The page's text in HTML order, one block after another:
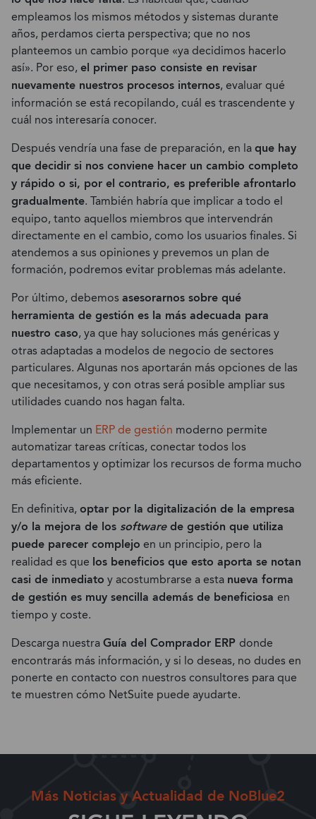
empleamos los mismos métodos y sistemas durante
años, perdamos cierta perspectiva; que no nos
planteemos un cambio porque «ya decidimos hacerlo
así». Por eso,el primer paso consiste en revisar
nuevamente nuestros procesos internos, evaluar qué
información se está recopilando, cuál es trascendente y
cuál nos interesaría conocer.
Después vendría una fase de preparación, en laque hay
que decidir si nos conviene hacer un cambio completo
y rápido o si, por el contrario, es preferible afrontarlo
gradualmente. También habría que implicar a todo el
equipo, tanto aquellos miembros que intervendrán
directamente en el cambio, como los usuarios finales. Si
atendemos a sus opiniones y prevemos un plan de
formación, podremos evitar problemas más adelante.
Por último, debemosasesorarnos sobre qué
herramienta de gestión es la más adecuada para
nuestro caso, ya que hay soluciones más genéricas y
otras adaptadas a modelos de negocio de sectores
particulares. Algunas nos aportarán más opciones de las
que necesitamos, y con otras será posible ampliar sus
utilidades cuando nos hagan falta.
Implementar un ERP de gestión moderno permite
automatizar tareas críticas, conectar todos los
departamentos y optimizar los recursos de forma mucho
más eficiente.
En definitiva,optar por la digitalización de la empresa
y/o la mejora de los softwarede gestión que utiliza
puede parecer complejo en un principio, pero la
realidad es que los beneficios que esto aporta se notan
casi de inmediato y acostumbrarse a esta nueva forma
de gestión es muy sencilla además de beneficiosa en
tiempo y coste.
Descarga nuestraGuía del Comprador ERP donde
encontrarás más información, y si lo deseas, no dudes en
ponerte en contacto con nuestros consultores para que
te muestren cómo NetSuite puede ayudarte.
Más Noticias y Actualidad de NoBlue2